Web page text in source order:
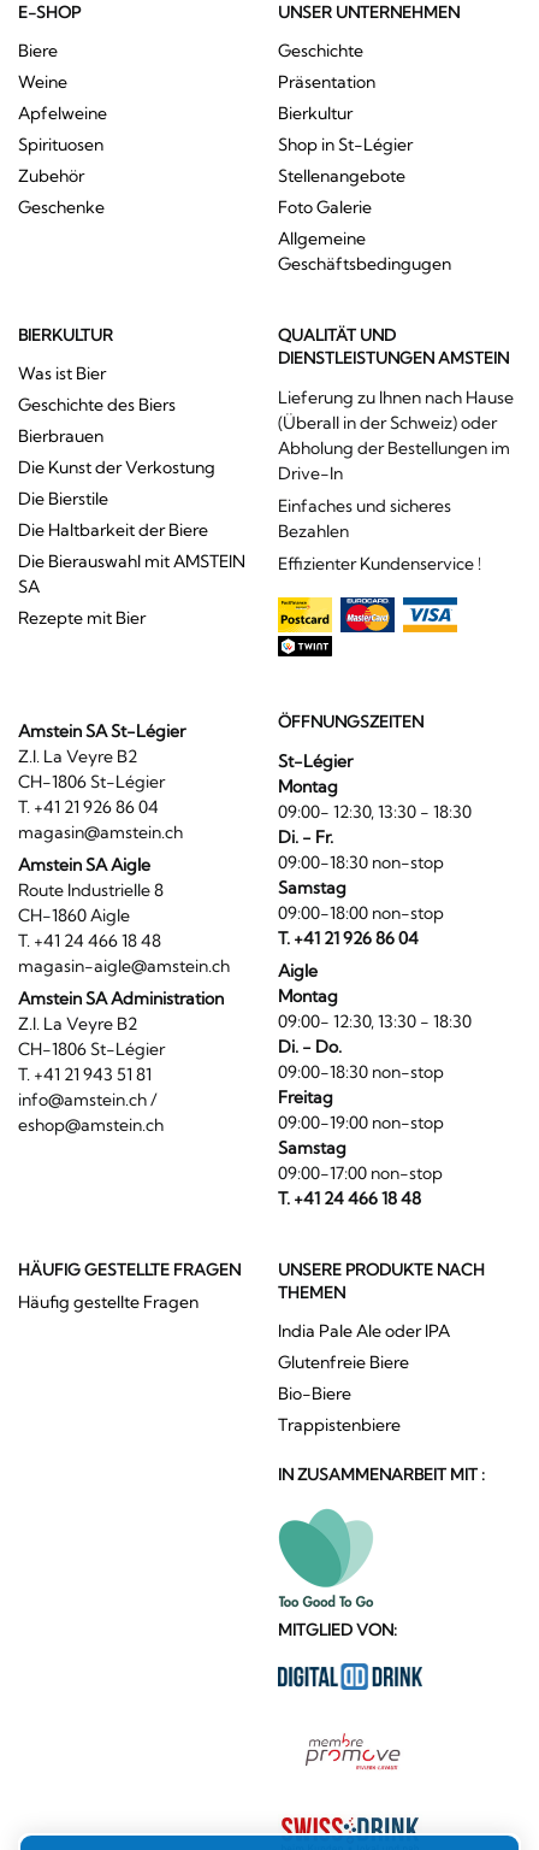
E-SHOP
Biere
Weine
Apfelweine
Spirituosen
Zubehör
Geschenke
UNSER UNTERNEHMEN
Geschichte
Präsentation
Bierkultur
Shop in St-Légier
Stellenangebote
Foto Galerie
Allgemeine
Geschäftsbedingugen
BIERKULTUR
Was ist Bier
Geschichte des Biers
Bierbrauen
Die Kunst der Verkostung
Die Bierstile
Die Haltbarkeit der Biere
Die Bierauswahl mit AMSTEIN
SA
Rezepte mit Bier
QUALITÄT UND
DIENSTLEISTUNGEN AMSTEIN
Lieferung zu Ihnen nach Hause
(Überall in der Schweiz) oder
Abholung der Bestellungen im
Drive-In
Einfaches und sicheres
Bezahlen
Effizienter Kundenservice !
Amstein SA St-Légier
Z.I. La Veyre B2
CH-1806 St-Légier
T. +41 21 926 86 04
magasin@amstein.ch
Amstein SA Aigle
Route Industrielle 8
CH-1860 Aigle
T. +41 24 466 18 48
magasin-aigle@amstein.ch
Amstein SA Administration
Z.I. La Veyre B2
CH-1806 St-Légier
T. +41 21 943 51 81
info@amstein.ch/
eshop@amstein.ch
ÖFFNUNGSZEITEN
St-Légier
Montag
09:00- 12:30, 13:30 - 18:30
Di. - Fr.
09:00-18:30 non-stop
Samstag
09:00-18:00 non-stop
T. +41 21 926 86 04
Aigle
Montag
09:00- 12:30, 13:30 - 18:30
Di. - Do.
09:00-18:30 non-stop
Freitag
09:00-19:00 non-stop
Samstag
09:00-17:00 non-stop
T. +41 24 466 18 48
HÄUFIG GESTELLTE FRAGEN
Häufig gestellte Fragen
UNSERE PRODUKTE NACH
THEMEN
India Pale Ale oder IPA
Glutenfreie Biere
Bio-Biere
Trappistenbiere
IN ZUSAMMENARBEIT MIT :
MITGLIED VON: